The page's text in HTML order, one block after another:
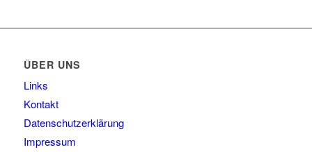
ÜBER UNS
Links
Kontakt
Datenschutzerklärung
Impressum